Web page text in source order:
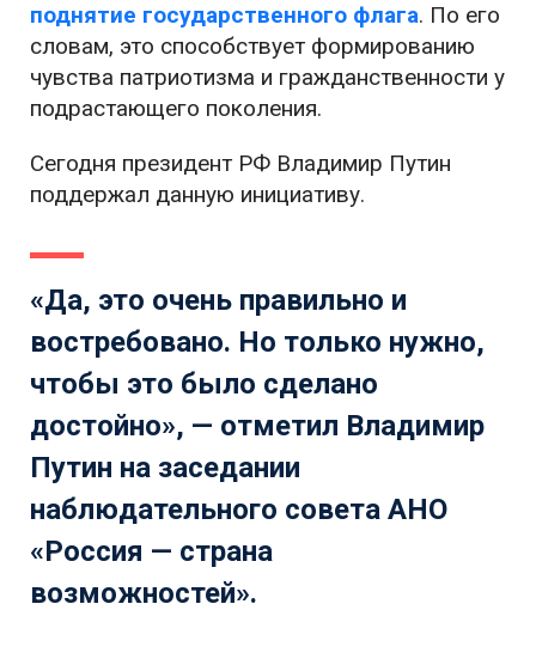
поднятие государственного флага. По его
словам, это способствует формированию
чувства патриотизма и гражданственности у
подрастающего поколения.
Сегодня президент РФ Владимир Путин
поддержал данную инициативу.
«Да, это очень правильно и
востребовано. Но только нужно,
чтобы это было сделано
достойно», — отметил Владимир
Путин на заседании
наблюдательного совета АНО
«Россия — страна
возможностей».